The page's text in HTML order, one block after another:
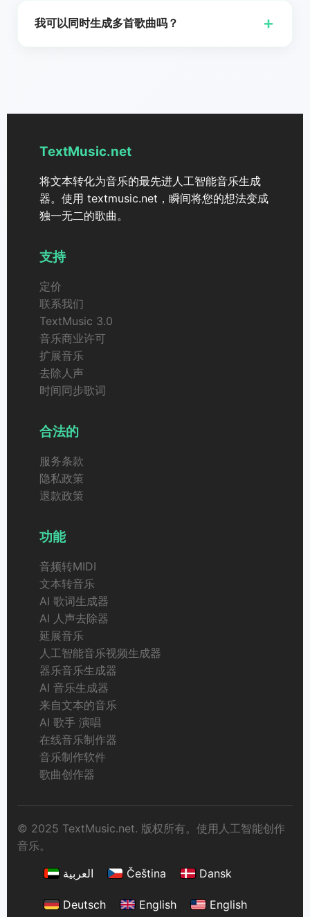
我可以同时生成多首歌曲吗？ +
TextMusic.net
将文本转化为音乐的最先进人工智能音乐生成
器。使用 textmusic.net，瞬间将您的想法变成
独一无二的歌曲。
支持
定价
联系我们
TextMusic 3.0
音乐商业许可
扩展音乐
去除人声
时间同步歌词
合法的
服务条款
隐私政策
退款政策
功能
音频转MIDI
文本转音乐
AI 歌词生成器
AI 人声去除器
延展音乐
人工智能音乐视频生成器
器乐音乐生成器
AI 音乐生成器
来自文本的音乐
AI 歌手 演唱
在线音乐制作器
音乐制作软件
歌曲创作器
© 2025 TextMusic.net. 版权所有。使用人工智能创作
音乐。
العربية
Čeština Dansk
Deutsch English English